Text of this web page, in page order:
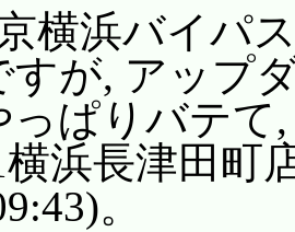
横浜バイパ
すが, アップ
っぱりバテて
横浜長津田町
。